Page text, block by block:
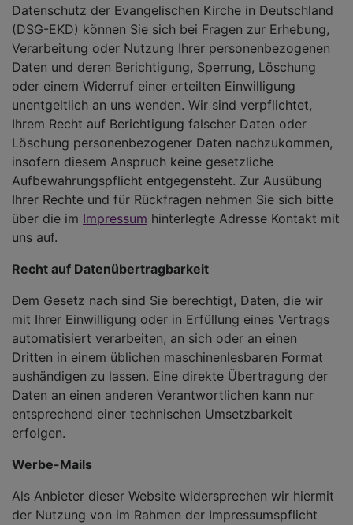
Datenschutz der Evangelischen Kirche in Deutschland
(DSG-EKD) können Sie sich bei Fragen zur Erhebung,
Verarbeitung oder Nutzung Ihrer personenbezogenen
Daten und deren Berichtigung, Sperrung, Löschung
oder einem Widerruf einer erteilten Einwilligung
unentgeltlich an uns wenden. Wir sind verpflichtet,
Ihrem Recht auf Berichtigung falscher Daten oder
Löschung personenbezogener Daten nachzukommen,
insofern diesem Anspruch keine gesetzliche
Aufbewahrungspflicht entgegensteht. Zur Ausübung
Ihrer Rechte und für Rückfragen nehmen Sie sich bitte
über die im Impressum hinterlegte Adresse Kontakt mit
uns auf.
Recht auf Datenübertragbarkeit
Dem Gesetz nach sind Sie berechtigt, Daten, die wir
mit Ihrer Einwilligung oder in Erfüllung eines Vertrags
automatisiert verarbeiten, an sich oder an einen
Dritten in einem üblichen maschinenlesbaren Format
aushändigen zu lassen. Eine direkte Übertragung der
Daten an einen anderen Verantwortlichen kann nur
entsprechend einer technischen Umsetzbarkeit
erfolgen.
Werbe-Mails
Als Anbieter dieser Website widersprechen wir hiermit
der Nutzung von im Rahmen der Impressumspflicht